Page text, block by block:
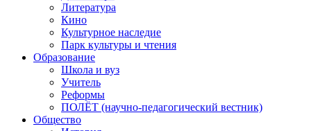
Литература
Кино
Культурное наследие
Парк культуры и чтения
Образование
Школа и вуз
Учитель
Реформы
ПОЛЁТ (научно-педагогический вестник)
Общество